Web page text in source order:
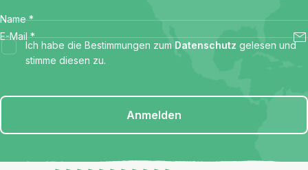
Name *
E-Mail *
Ich habe die Bestimmungen zum Datenschutz gelesen und
stimme diesen zu.
Anmelden